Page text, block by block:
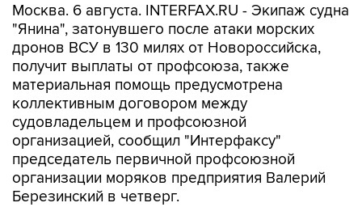
Москва. 6 августа. INTERFAX.RU - Экипаж судна
"Янина", затонувшего после атаки морских
дронов ВСУ в 130 милях от Новороссийска,
получит выплаты от профсоюза, также
материальная помощь предусмотрена
коллективным договором между
судовладельцем и профсоюзной
организацией, сообщил "Интерфаксу"
председатель первичной профсоюзной
организации моряков предприятия Валерий
Березинский в четверг.